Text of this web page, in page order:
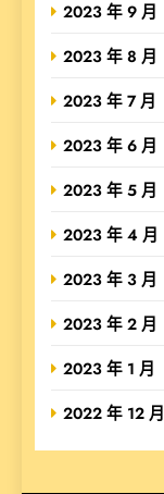
2023 年 9 月
2023 年 8 月
2023 年 7 月
2023 年 6 月
2023 年 5 月
2023 年 4 月
2023 年 3 月
2023 年 2 月
2023 年 1 月
2022 年 12 月